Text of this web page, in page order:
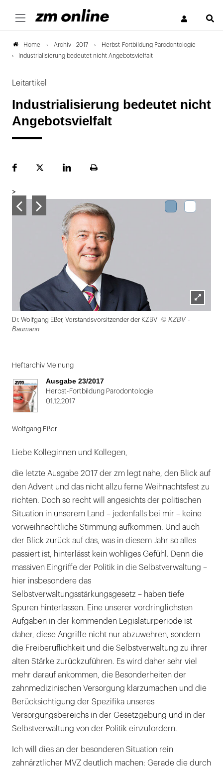
Home Archiv - 2017
Herbst-Fortbildung Parodontologie
Industrialisierung bedeutet nicht Angebotsvielfalt
Leitartikel
Industrialisierung bedeutet nicht
Angebotsvielfalt
FacebookPlattformLinekdInSeite
>
Lightbox
Dr. Wolfgang Eßer, Vorstandsvorsitzender der KZBV
© KZBV -
Baumann
1
von
2:
Dr.
Eßer,
KZBV
|
Heftarchiv Meinung
Ausgabe 23/2017
Herbst-Fortbildung Parodontologie
01.12.2017
Wolfgang Eßer
Liebe Kolleginnen und Kollegen,
die letzte Ausgabe 2017 der zm legt nahe, den Blick auf
den Advent und das nicht allzu ferne Weihnachtsfest zu
richten. Doch so recht will angesichts der politischen
Situation in unserem Land – jedenfalls bei mir – keine
vorweihnachtliche Stimmung aufkommen. Und auch
der Blick zurück auf das, was in diesem Jahr so alles
passiert ist, hinterlässt kein wohliges Gefühl. Denn die
massiven Eingriffe der Politik in die Selbstverwaltung –
hier insbesondere das
Selbstverwaltungsstärkungsgesetz – haben tiefe
Spuren hinterlassen. Eine unserer vordringlichsten
Aufgaben in der kommenden Legislaturperiode ist
daher, diese Angriffe nicht nur abzuwehren, sondern
die Freiberuflichkeit und die Selbstverwaltung zu ihrer
alten Stärke zurückzuführen. Es wird daher sehr viel
mehr darauf ankommen, die Besonderheiten der
zahnmedizinischen Versorgung klarzumachen und die
Berücksichtigung der Spezifika unseres
Versorgungsbereichs in der Gesetzgebung und in der
Selbstverwaltung von der Politik einzufordern.
Ich will dies an der besonderen Situation rein
zahnärztlicher MVZ deutlich machen: Gerade die durch